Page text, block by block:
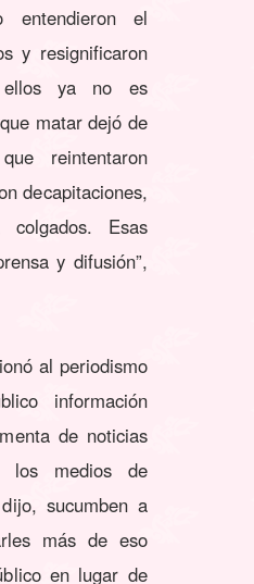
entendieron el
y resignificaron
ya no es
matar dejó de
reintentaron
decapitaciones,
colgados. Esas
y difusión”,
al periodismo
información
de noticias
los medios de
sucumben a
más de eso
en lugar de